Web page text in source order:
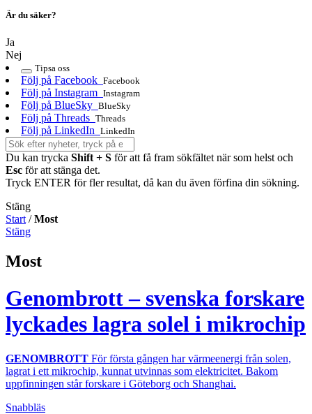
Är du säker?
Ja
Nej
Tipsa oss
Följ på Facebook Facebook
Följ på Instagram Instagram
Följ på BlueSky BlueSky
Följ på Threads Threads
Följ på LinkedIn LinkedIn
Du kan trycka Shift + S för att få fram sökfältet när som helst och
Esc för att stänga det.
Tryck ENTER för fler resultat, då kan du även förfina din sökning.
Stäng
Start /Most
Stäng
Most
Genombrott – svenska forskare
lyckades lagra solel i mikrochip
GENOMBROTT För första gången har värmeenergi från solen,
lagrat i ett mikrochip, kunnat utvinnas som elektricitet. Bakom
uppfinningen står forskare i Göteborg och Shanghai.
Snabbläs